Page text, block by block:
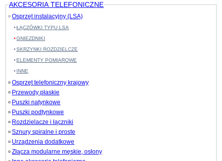
AKCESORIA TELEFONICZNE
Osprzęt instalacyjny (LSA)
ŁĄCZÓWKI TYPU LSA
GNIEZDNIKI
SKRZYNKI ROZDZIELCZE
ELEMENTY POMIAROWE
INNE
Osprzęt telefoniczny krajowy
Przewody płaskie
Puszki natynkowe
Puszki podtynkowe
Rozdzielacze i łączniki
Sznury spiralne i proste
Urządzenia dodatkowe
Złącza modularne męskie, osłony